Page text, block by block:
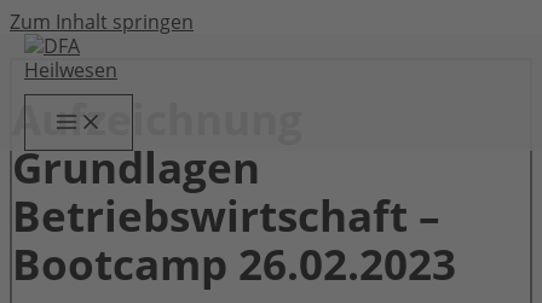
Zum Inhalt springen
Aufzeichnung
Grundlagen
Betriebswirtschaft –
Bootcamp 26.02.2023